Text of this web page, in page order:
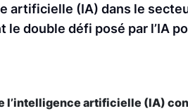
artificielle (IA) dans le
double défi posé par l’IA
l’intelligence artificielle (IA)